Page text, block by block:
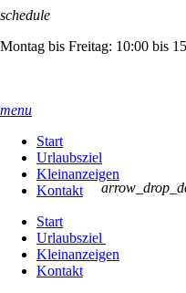
schedule
Montag bis Freitag: 10:00 bis
menu
Start
Urlaubsziel
Kleinanzeigen
Kontakt
Start
Urlaubsziel
Kleinanzeigen
Kontakt